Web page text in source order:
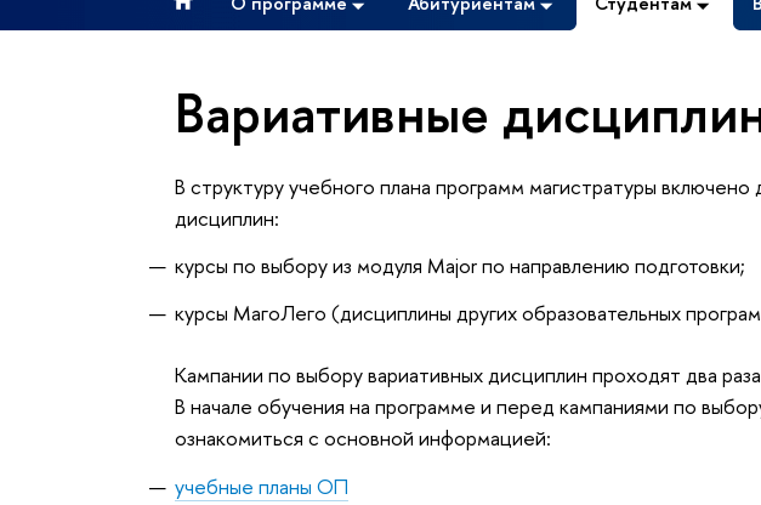
Вариативные
В структуру учебного плана программ магистратуры включено
дисциплин:
курсы по выбору из модуля Major по направлению подготовки;
курсы МагоЛего (дисциплины других образовательных
Кампании по выбору вариативных дисциплин проходят два
В начале обучения на программе и перед кампаниями по
ознакомиться с основной информацией:
учебные планы ОП